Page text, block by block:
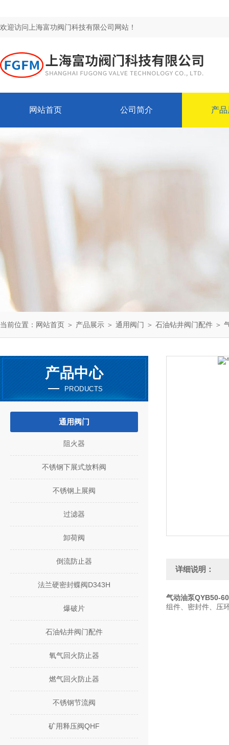
欢迎访问上海富功阀门科技有限公司网站！
网站首页 公司简介 产
当前位置： 网站首页 ＞ 产品展示 ＞ 通用阀门 ＞ 石油钻井阀门配件 ＞
产品中心
PRODUCTS
通用阀门
阻火器
不锈钢下展式放料阀
不锈钢上展阀
过滤器
卸荷阀
倒流防止器
法兰硬密封蝶阀D343H
爆破片
石油钻井阀门配件
氧气回火防止器
燃气回火防止器
不锈钢节流阀
矿用释压阀QHF
详细说明：
气动油泵QYB50-
组件、密封件、压